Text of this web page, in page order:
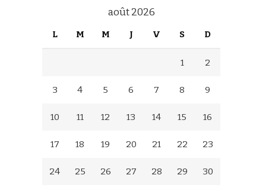
août 2026
L M M J V S D
1 2
3 4 5 6 7 8 9
10 11 12 13 14 15 16
17 18 19 20 21 22 23
24 25 26 27 28 29 30